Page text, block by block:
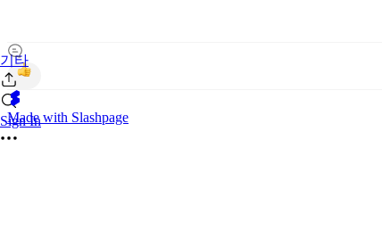
기타
Sign In
Made with Slashpage